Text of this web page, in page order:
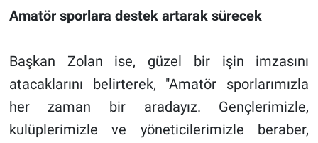
Amatör sporlara destek artarak sürecek
Başkan Zolan ise, güzel bir işin imzasını
atacaklarını belirterek, "Amatör sporlarımızla
her zaman bir aradayız. Gençlerimizle,
kulüplerimizle ve yöneticilerimizle beraber,